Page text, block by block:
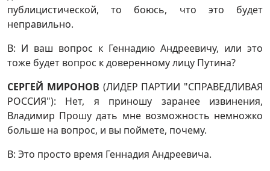
публицистической, то боюсь, что это будет
неправильно.
В: И ваш вопрос к Геннадию Андреевичу, или это
тоже будет вопрос к доверенному лицу Путина?
СЕРГЕЙ МИРОНОВ (ЛИДЕР ПАРТИИ "СПРАВЕДЛИВАЯ
РОССИЯ"): Нет, я приношу заранее извинения,
Владимир Прошу дать мне возможность немножко
больше на вопрос, и вы поймете, почему.
В: Это просто время Геннадия Андреевича.